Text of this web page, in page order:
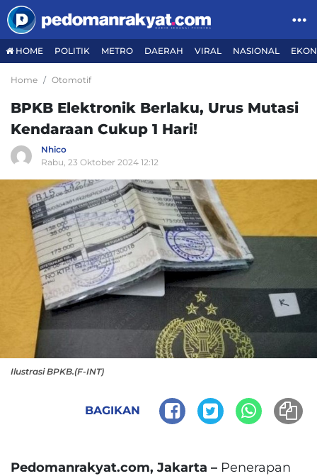
HOME POLITIK METRO DAERAH VIRAL NASIONAL
Home Otomotif
BPKB Elektronik Berlaku, Urus Mutasi
Kendaraan Cukup 1 Hari!
Nhico
Rabu, 23 Oktober 2024 12:12
Ilustrasi BPKB.(F-INT)
BAGIKAN
Pedomanrakyat.com, Jakarta – Penerapan